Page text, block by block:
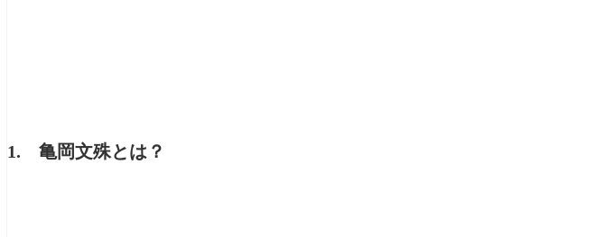
1. 亀岡文殊とは？